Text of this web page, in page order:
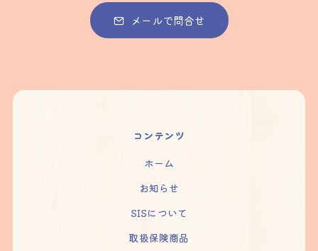
メールで問合せ
コンテンツ
ホーム
お知らせ
SISについて
取扱保険商品